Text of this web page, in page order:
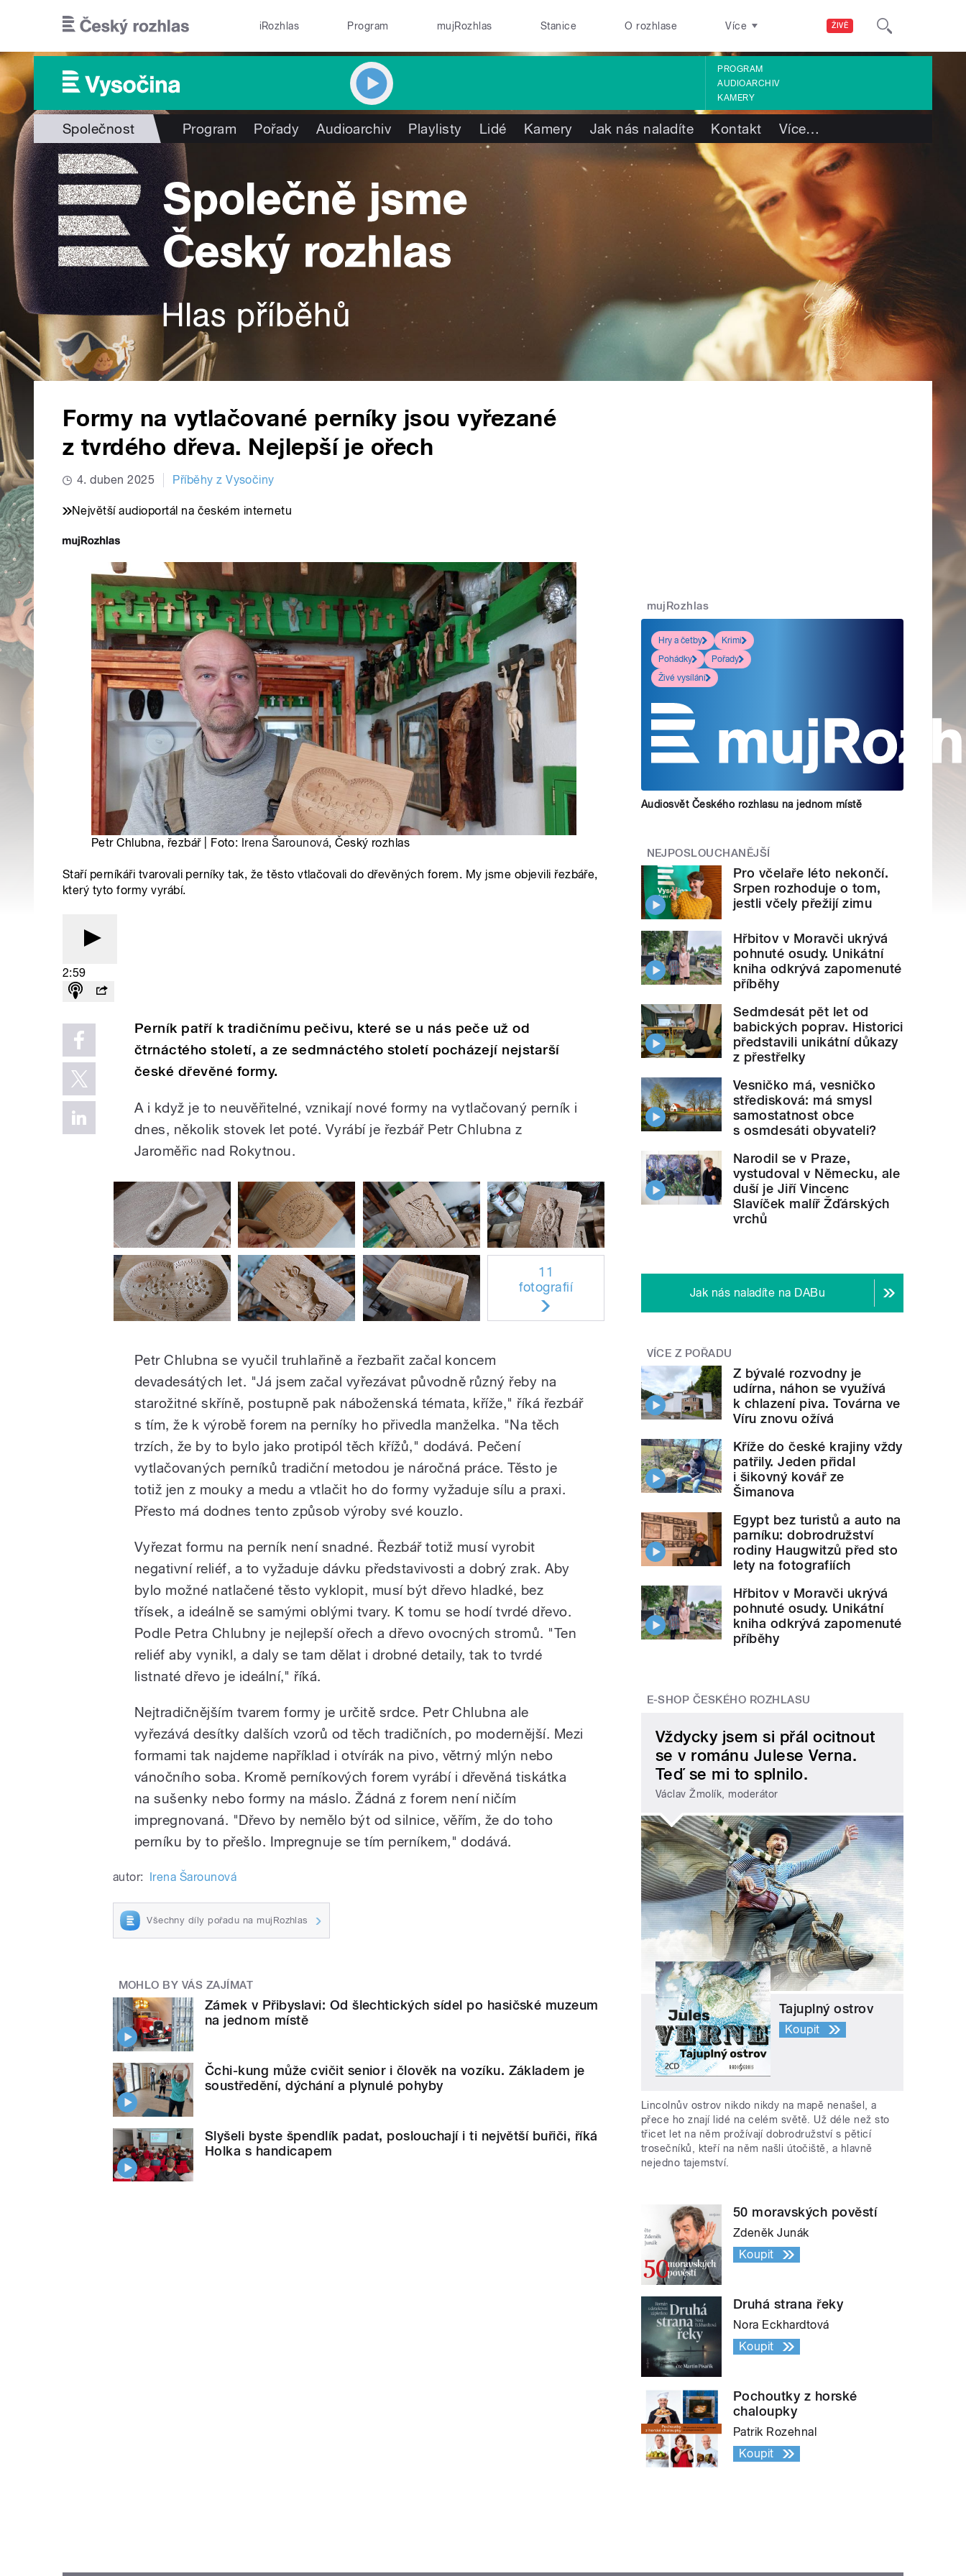
ŽIVĚ
iRozhlas Program mujRozhlas Stanice O rozhlase Více
PROGRAM
AUDIOARCHIV
KAMERY
Společnost Program Pořady Audioarchiv Playlisty Lidé Kamery Jak nás naladíte Kontakt Více…
Formy na vytlačované perníky jsou vyřezané
z tvrdého dřeva. Nejlepší je ořech
4. duben 2025 Příběhy z Vysočiny
Největší audioportál na českém internetu
Petr Chlubna, řezbář | Foto: Irena Šarounová, Český rozhlas
Staří perníkáři tvarovali perníky tak, že těsto vtlačovali do dřevěných forem. My jsme objevili řezbáře,
který tyto formy vyrábí.
2:59
Perník patří k tradičnímu pečivu, které se u nás peče už od
čtrnáctého století, a ze sedmnáctého století pocházejí nejstarší
české dřevěné formy.
A i když je to neuvěřitelné, vznikají nové formy na vytlačovaný perník i
dnes, několik stovek let poté. Vyrábí je řezbář Petr Chlubna z
Jaroměřic nad Rokytnou.
11
fotografií
Petr Chlubna se vyučil truhlařině a řezbařit začal koncem
devadesátých let. "Já jsem začal vyřezávat původně různý řeby na
starožitné skříně, postupně pak náboženská témata, kříže," říká řezbář
s tím, že k výrobě forem na perníky ho přivedla manželka. "Na těch
trzích, že by to bylo jako protipól těch křížů," dodává. Pečení
vytlačovaných perníků tradiční metodou je náročná práce. Těsto je
totiž jen z mouky a medu a vtlačit ho do formy vyžaduje sílu a praxi.
Přesto má dodnes tento způsob výroby své kouzlo.
Vyřezat formu na perník není snadné. Řezbář totiž musí vyrobit
negativní reliéf, a to vyžaduje dávku představivosti a dobrý zrak. Aby
bylo možné natlačené těsto vyklopit, musí být dřevo hladké, bez
třísek, a ideálně se samými oblými tvary. K tomu se hodí tvrdé dřevo.
Podle Petra Chlubny je nejlepší ořech a dřevo ovocných stromů. "Ten
reliéf aby vynikl, a daly se tam dělat i drobné detaily, tak to tvrdé
listnaté dřevo je ideální," říká.
Nejtradičnějším tvarem formy je určitě srdce. Petr Chlubna ale
vyřezává desítky dalších vzorů od těch tradičních, po modernější. Mezi
formami tak najdeme například i otvírák na pivo, větrný mlýn nebo
vánočního soba. Kromě perníkových forem vyrábí i dřevěná tiskátka
na sušenky nebo formy na máslo. Žádná z forem není ničím
impregnovaná. "Dřevo by nemělo být od silnice, věřím, že do toho
perníku by to přešlo. Impregnuje se tím perníkem," dodává.
autor: Irena Šarounová
Všechny díly pořadu na mujRozhlas
MOHLO BY VÁS ZAJÍMAT
Zámek v Přibyslavi: Od šlechtických sídel po hasičské muzeum
na jednom místě
Čchi-kung může cvičit senior i člověk na vozíku. Základem je
soustředění, dýchání a plynulé pohyby
Slyšeli byste špendlík padat, poslouchají i ti největší buřiči, říká
Holka s handicapem
mujRozhlas
Hry a četby
Krimi
Pohádky
Pořady
Živé vysílání
Audiosvět Českého rozhlasu na jednom místě
NEJPOSLOUCHANĚJŠÍ
Pro včelaře léto nekončí.
Srpen rozhoduje o tom,
jestli včely přežijí zimu
Hřbitov v Moravči ukrývá
pohnuté osudy. Unikátní
kniha odkrývá zapomenuté
příběhy
Sedmdesát pět let od
babických poprav. Historici
představili unikátní důkazy
z přestřelky
Vesničko má, vesničko
středisková: má smysl
samostatnost obce
s osmdesáti obyvateli?
Narodil se v Praze,
vystudoval v Německu, ale
duší je Jiří Vincenc
Slavíček malíř Žďárských
vrchů
Jak nás naladíte na DABu
VÍCE Z POŘADU
Z bývalé rozvodny je
udírna, náhon se využívá
k chlazení piva. Továrna ve
Víru znovu ožívá
Kříže do české krajiny vždy
patřily. Jeden přidal
i šikovný kovář ze
Šimanova
Egypt bez turistů a auto na
parníku: dobrodružství
rodiny Haugwitzů před sto
lety na fotografiích
Hřbitov v Moravči ukrývá
pohnuté osudy. Unikátní
kniha odkrývá zapomenuté
příběhy
E-SHOP ČESKÉHO ROZHLASU
Vždycky jsem si přál ocitnout
se v románu Julese Verna.
Teď se mi to splnilo.
Václav Žmolík, moderátor
Tajuplný ostrov
Koupit
Lincolnův ostrov nikdo nikdy na mapě nenašel, a
přece ho znají lidé na celém světě. Už déle než sto
třicet let na něm prožívají dobrodružství s pěticí
trosečníků, kteří na něm našli útočiště, a hlavně
nejedno tajemství.
50 moravských pověstí
Zdeněk Junák
Koupit
Druhá strana řeky
Nora Eckhardtová
Koupit
Pochoutky z horské
chaloupky
Patrik Rozehnal
Koupit